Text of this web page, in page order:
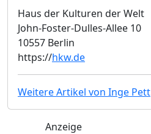
Haus der Kulturen der Welt
John-Foster-Dulles-Allee 10
10557 Berlin
https://hkw.de
Weitere Artikel von Inge Pett
Anzeige